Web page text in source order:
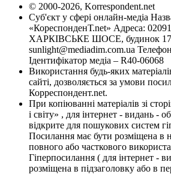
© 2000-2026, Korrespondent.net
Суб'єкт у сфері онлайн-медіа
«КореспонденТ.net» Адреса:
ХАРКІВСЬКЕ ШОСЕ, будинок
sunlight@mediadim.com.ua
Ідентифікатор медіа – R40-06068
Використання будь-яких
сайті, дозволяється за умови
Корреспондент.net.
При копіюванні матеріалів зі
і світу» , для інтернет - видань -
відкрите для пошукових систем
Посилання має бути розміщена в
повного або часткового
Гіперпосилання ( для інтернет -
розміщена в підзаголовку або в